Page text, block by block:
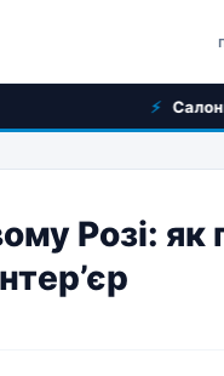
Салони краси
Розі: як